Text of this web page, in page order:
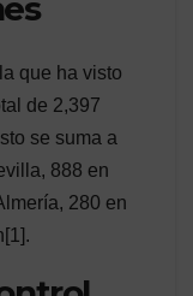
que ha visto
de 2,397
se suma a
888 en
280 en